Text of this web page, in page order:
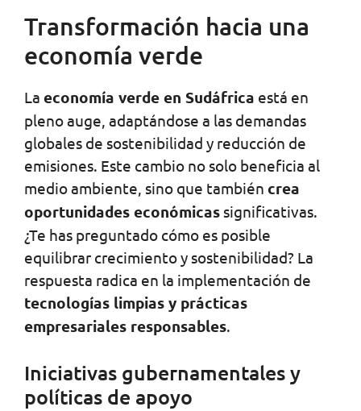
Transformación hacia una
economía verde
La economía verde en Sudáfrica está en
pleno auge, adaptándose a las demandas
globales de sostenibilidad y reducción de
emisiones. Este cambio no solo beneficia al
medio ambiente, sino que también crea
oportunidades económicas significativas.
¿Te has preguntado cómo es posible
equilibrar crecimiento y sostenibilidad? La
respuesta radica en la implementación de
tecnologías limpias y prácticas
empresariales responsables.
Iniciativas gubernamentales y
políticas de apoyo